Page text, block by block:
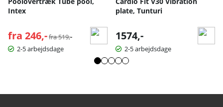
Intex
fra 246,- Normalpris:
fra 519,-
2-5 arbejdsdage
plate, Tunturi
1574,-
2-5 arbejdsdage